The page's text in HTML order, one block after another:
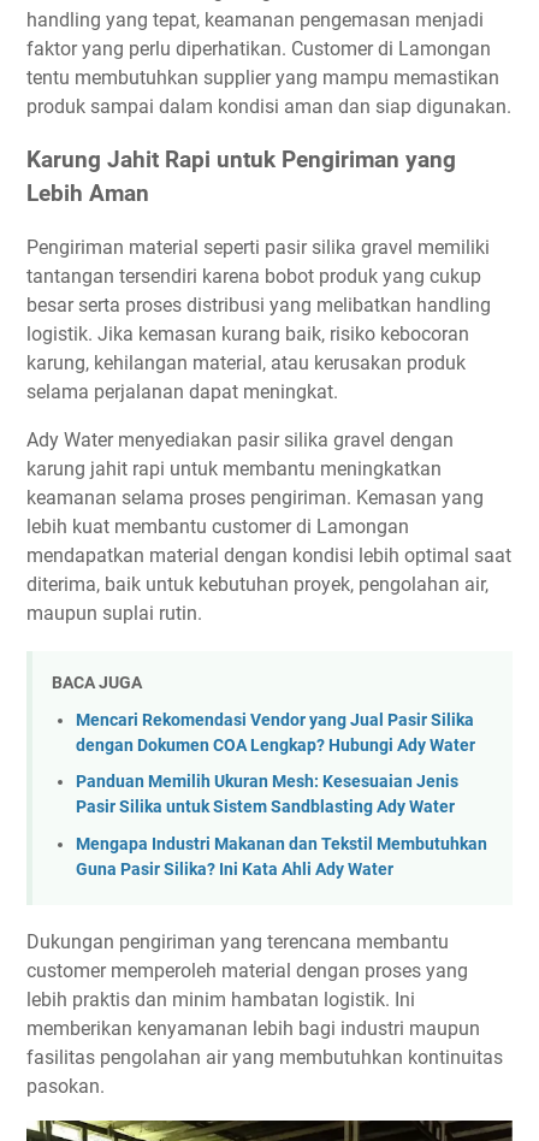
handling yang tepat, keamanan pengemasan menjadi
faktor yang perlu diperhatikan. Customer di Lamongan
tentu membutuhkan supplier yang mampu memastikan
produk sampai dalam kondisi aman dan siap digunakan.
Karung Jahit Rapi untuk Pengiriman yang
Lebih Aman
Pengiriman material seperti pasir silika gravel memiliki
tantangan tersendiri karena bobot produk yang cukup
besar serta proses distribusi yang melibatkan handling
logistik. Jika kemasan kurang baik, risiko kebocoran
karung, kehilangan material, atau kerusakan produk
selama perjalanan dapat meningkat.
Ady Water menyediakan pasir silika gravel dengan
karung jahit rapi untuk membantu meningkatkan
keamanan selama proses pengiriman. Kemasan yang
lebih kuat membantu customer di Lamongan
mendapatkan material dengan kondisi lebih optimal saat
diterima, baik untuk kebutuhan proyek, pengolahan air,
maupun suplai rutin.
BACA JUGA
Mencari Rekomendasi Vendor yang Jual Pasir Silika
dengan Dokumen COA Lengkap? Hubungi Ady Water
Panduan Memilih Ukuran Mesh: Kesesuaian Jenis
Pasir Silika untuk Sistem Sandblasting Ady Water
Mengapa Industri Makanan dan Tekstil Membutuhkan
Guna Pasir Silika? Ini Kata Ahli Ady Water
Dukungan pengiriman yang terencana membantu
customer memperoleh material dengan proses yang
lebih praktis dan minim hambatan logistik. Ini
memberikan kenyamanan lebih bagi industri maupun
fasilitas pengolahan air yang membutuhkan kontinuitas
pasokan.